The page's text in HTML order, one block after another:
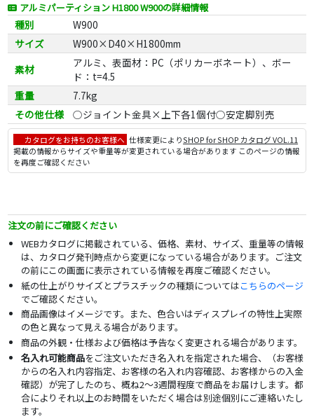
アルミパーティション H1800 W900の詳細情報
種別
W900
サイズ
W900×D40×H1800mm
素材
アルミ、表面材：PC（ポリカーボネート）、ボー
ド：t=4.5
重量
7.7kg
その他仕様
○ジョイント金具×上下各1個付○安定脚別売
カタログをお持ちのお客様へ 仕様変更によりSHOP for SHOP カタログ VOL.11
掲載の情報からサイズや重量等が変更されている場合があります このページの情報
を再度ご確認ください
注文の前にご確認ください
WEBカタログに掲載されている、価格、素材、サイズ、重量等の情報
は、カタログ発刊時点から変更になっている場合があります。ご注文
の前にこの画面に表示されている情報を再度ご確認ください。
紙の仕上がりサイズとプラスチックの種類についてはこちらのページ
でご確認ください。
商品画像はイメージです。また、色合いはディスプレイの特性上実際
の色と異なって見える場合があります。
商品の外観・仕様および価格は予告なく変更される場合があります。
名入れ可能商品をご注文いただき名入れを指定された場合、（お客様
からの名入れ内容指定、お客様の名入れ内容確認、お客様からの入金
確認）が完了したのち、概ね2～3週間程度で商品をお届けします。都
合によりそれ以上のお時間をいただく場合は別途個別にご連絡いたし
ます。